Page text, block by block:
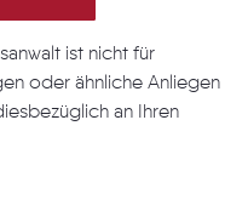
ist nicht für
oder ähnliche Anliegen
an Ihren